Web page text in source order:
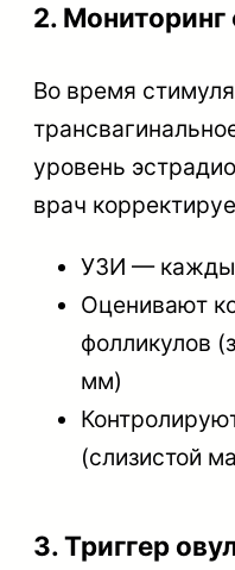
2.
Во время
уровень
врач
УЗИ —
Оценивают
фолликулов
мм)
(слизистой
3. Триггер